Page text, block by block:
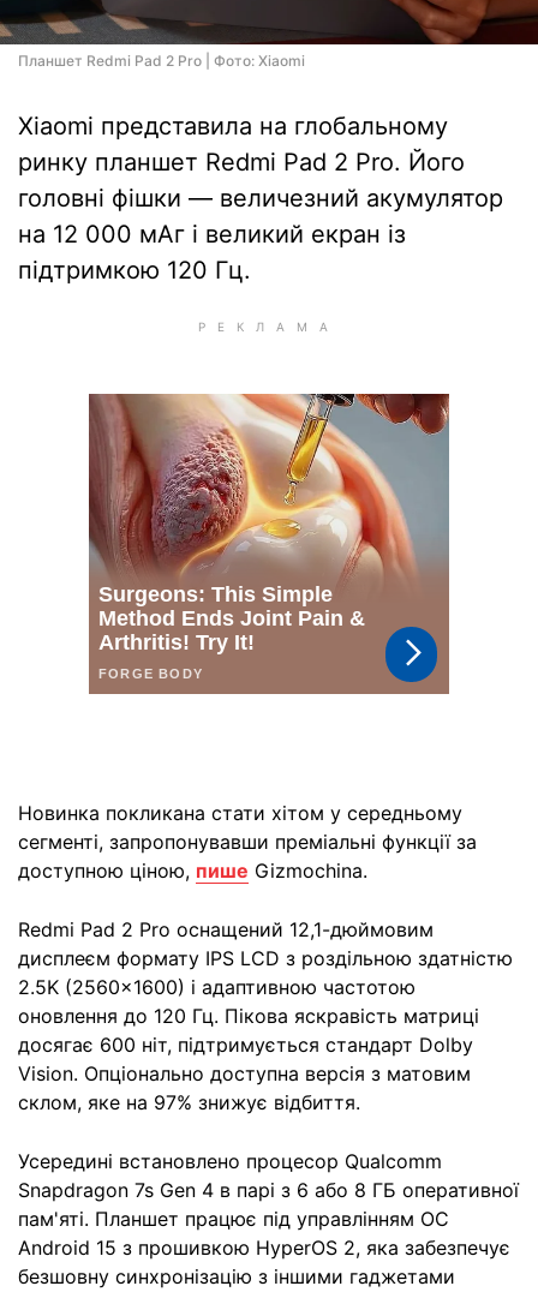
Планшет Redmi Pad 2 Pro | Фото: Xiaomi
Xiaomi представила на глобальному
ринку планшет Redmi Pad 2 Pro. Його
головні фішки — величезний акумулятор
на 12 000 мАг і великий екран із
підтримкою 120 Гц.
Новинка покликана стати хітом у середньому
сегменті, запропонувавши преміальні функції за
доступною ціною, пише Gizmochina.
Redmi Pad 2 Pro оснащений 12,1-дюймовим
дисплеєм формату IPS LCD з роздільною здатністю
2.5K (2560×1600) і адаптивною частотою
оновлення до 120 Гц. Пікова яскравість матриці
досягає 600 ніт, підтримується стандарт Dolby
Vision. Опціонально доступна версія з матовим
склом, яке на 97% знижує відбиття.
Усередині встановлено процесор Qualcomm
Snapdragon 7s Gen 4 в парі з 6 або 8 ГБ оперативної
пам'яті. Планшет працює під управлінням ОС
Android 15 з прошивкою HyperOS 2, яка забезпечує
безшовну синхронізацію з іншими гаджетами